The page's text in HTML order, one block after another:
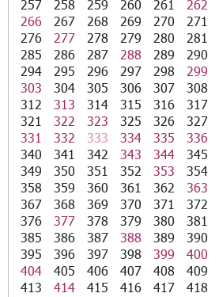
257
258 259 260 261 262
266
267 268 269 270 271
276
277 278 279 280 281
285
286 287 288 289 290
294
295 296 297 298 299
303
304 305 306 307 308
312
313 314 315 316 317
321
322 323 325 326 327
331
332 333 334 335 336
340
341 342 343 344 345
349
350 351 352 353 354
358
359 360 361 362 363
367
368 369 370 371 372
376
377 378 379 380 381
385
386 387 388 389 390
395
396 397 398 399 400
404
405 406 407 408 409
413
414 415 416 417 418